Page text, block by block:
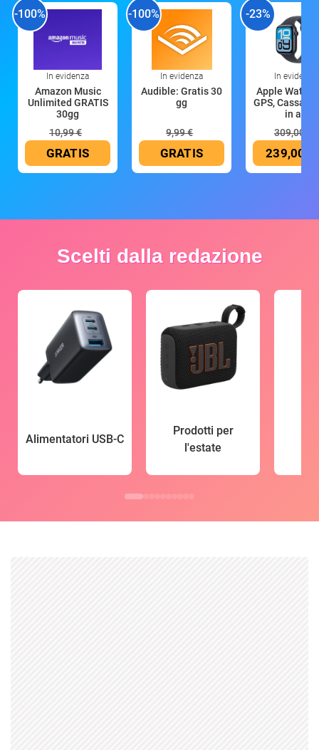
-100%
In evidenza
Amazon Music
Unlimited GRATIS
30gg
10,99 €
GRATIS
-100%
In evidenza
Audible: Gratis 30
gg
9,99 €
GRATIS
-23%
In evidenza
Apple Watch
GPS, Cassa
in all
309,00 €
239,00 €
Scelti dalla redazione
Alimentatori USB-C
Prodotti per
l'estate